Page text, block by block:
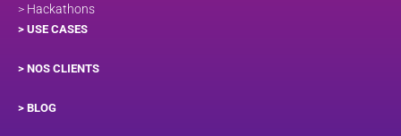
> Hackathons
> USE CASES
> NOS CLIENTS
> BLOG